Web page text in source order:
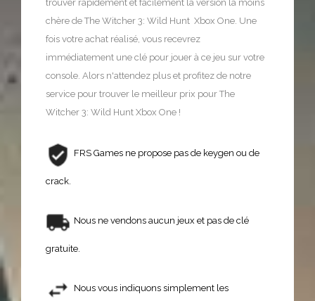
trouver rapidement et facilement la version la moins
chère de The Witcher 3: Wild Hunt Xbox One. Une
fois votre achat réalisé, vous recevrez
immédiatement une clé pour jouer à ce jeu sur votre
console. Alors n'attendez plus et profitez de notre
service pour trouver le meilleur prix pour The
Witcher 3: Wild Hunt Xbox One !
FRS Games ne propose pas de keygen ou de
crack.
Nous ne vendons aucun jeux et pas de clé
gratuite.
Nous vous indiquons simplement les